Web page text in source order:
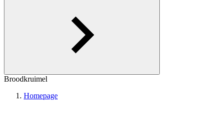
Broodkruimel
Homepage